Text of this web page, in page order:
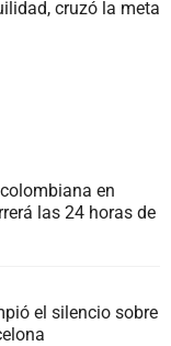
cruzó la meta
en
las 24 horas de
el silencio sobre